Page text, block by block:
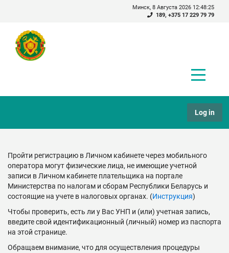
Минск, 8 Августа 2026 12:48:25
189, +375 17 229 79 79
Log in
Пройти регистрацию в Личном кабинетечерез мобильного
оператора могут физические лица, не имеющие учетной
записи в Личном кабинете плательщика на портале
Министерства по налогам и сборам Республики Беларусь и
состоящие на учете в налоговых органах. (Инструкция)
Чтобы проверить, есть ли у Вас УНП и (или) учетная запись,
введите свой идентификационный (личный) номер из паспорта
на этой странице.
Обращаем внимание, что для осуществления процедуры